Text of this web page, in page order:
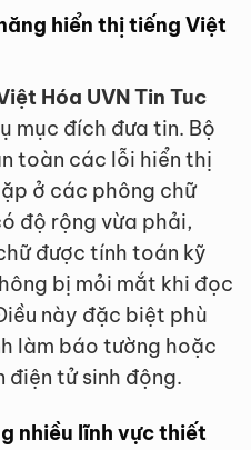
hiển thị tiếng Việt
Hóa UVN Tin Tuc
mục đích đưa tin. Bộ
toàn các lỗi hiển thị
ở các phông chữ
độ rộng vừa phải,
được tính toán kỹ
bị mỏi mắt khi đọc
này đặc biệt phù
làm báo tường hoặc
tử sinh động.
nhiều lĩnh vực thiết